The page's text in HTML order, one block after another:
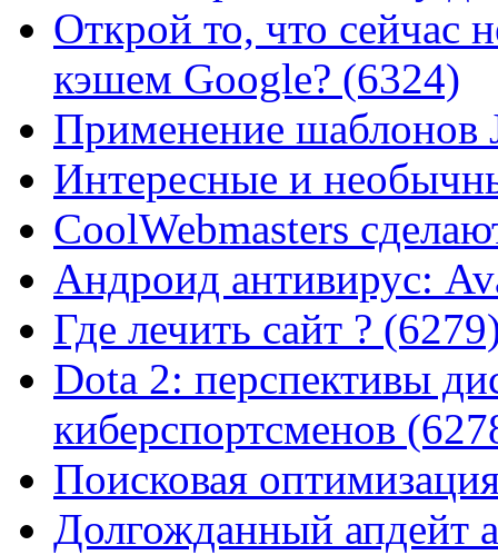
Открой то, что сейчас
кэшем Google? (6324)
Применение шаблонов
Интересные и
CoolWebmasters
Андроид антивирус:
Где лечить сайт ?
Dota 2: перспективы
киберспортсменов
Поисковая
Долгожданный апдейт